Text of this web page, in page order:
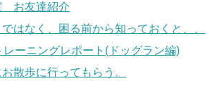
お友達紹介
はなく、困る前から知っておくと、、
レーニングレポート(ドッグラン編)
散歩に行ってもらう。